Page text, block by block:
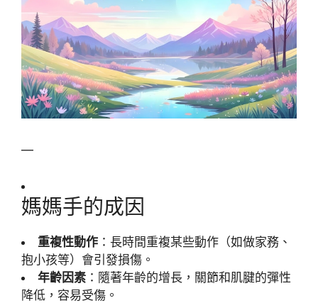
—
媽媽手的成因
重複性動作 ：長時間重複某些動作（如做家務、
抱小孩等）會引發損傷。
年齡因素 ：隨著年齡的增長，關節和肌腱的彈性
降低，容易受傷。